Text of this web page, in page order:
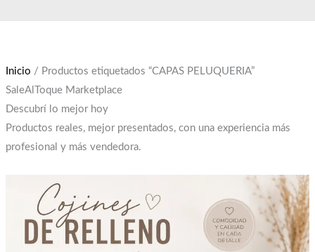
Inicio / Productos etiquetados “CAPAS PELUQUERIA”
SaleAlToque Marketplace
Descubrí lo mejor hoy
Productos reales, mejor presentados, con una experiencia más
profesional y más vendedora.
era:
$12,000.
es:
$10,000.